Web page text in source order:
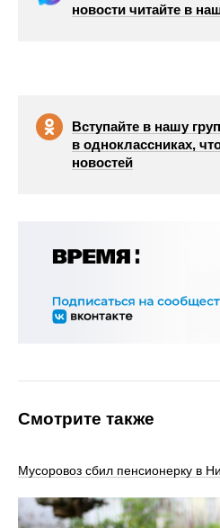
новости читайте в
Вступайте в нашу
в одноклассниках,
новостей
Смотрите также
Мусоровоз сбил пенсионерку в